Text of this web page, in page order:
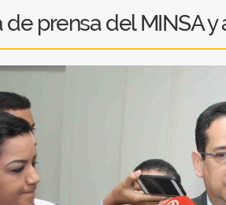
de prensa del MINSA